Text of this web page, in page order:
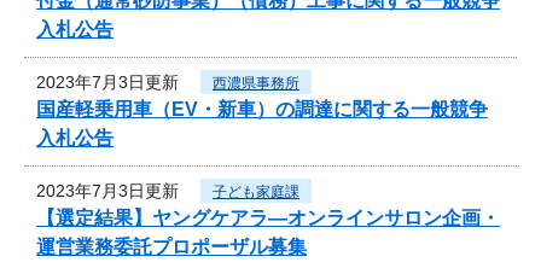
入札公告
2023年7月3日更新 西濃県事務所
国産軽乗用車（EV・新車）の調達に関する一般競争
入札公告
2023年7月3日更新 子ども家庭課
【選定結果】ヤングケアラ―オンラインサロン企画・
運営業務委託プロポーザル募集